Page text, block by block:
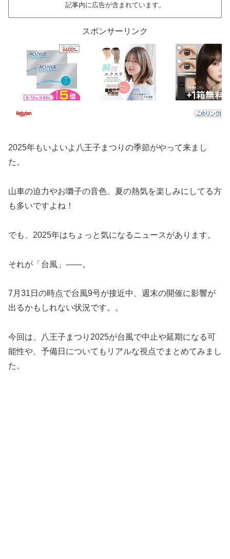
記事内に広告が含まれています。
スポンサーリンク
2025年もいよいよ八王子まつりの季節がやって来まし
た。
山車の迫力やお囃子の音色、夏の熱気を楽しみにしてる方
も多いですよね！
でも、2025年はちょっと気になるニュースがあります。
それが「台風」――。
7月31日の時点で台風9号が接近中、週末の開催に影響が
出るかもしれない状況です。。
今回は、八王子まつり2025が台風で中止や延期になる可
能性や、予備日についてもリアルな視点でまとめてみまし
た。